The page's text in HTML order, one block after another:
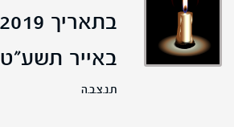
בתאריך 08/05/2019,
באייר תשע"ט
ת.נ.צ.ב.ה